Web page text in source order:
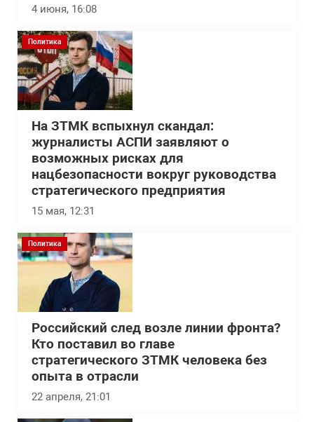
4 июня, 16:08
Политика
На ЗТМК вспыхнул скандал:
журналисты АСПИ заявляют о
возможных рисках для
нацбезопасности вокруг руководства
стратегического предприятия
15 мая, 12:31
Политика
Российский след возле линии фронта?
Кто поставил во главе
стратегического ЗТМК человека без
опыта в отрасли
22 апреля, 21:01